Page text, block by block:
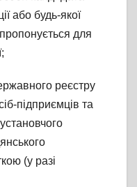
або будь-якої
для
реєстру
підприємців та
(у разі